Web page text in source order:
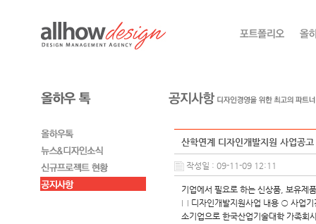
산학연계 디자인개발지원 사업공
작성일 : 09-11-09 12:11
기업에서 필요로 하는 신상품, 보유제
□ 디자인개발지원사업 내용 ○ 사업
소기업으로 한국산업기술대학 가족회